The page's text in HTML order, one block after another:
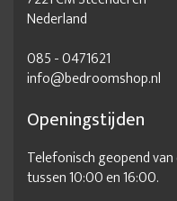
ledikant compleet
ledikant in elkaar zetten
ledikant met lade
ledikantmatras
matrassen ledikant
Nederland
085 - 0471621
info@bedroomshop.nl
Openingstijden
Telefonisch geopend
tussen 10:00 en 16:00.